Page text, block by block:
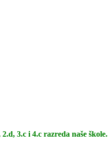
3.c i 4.c razreda naše škole.